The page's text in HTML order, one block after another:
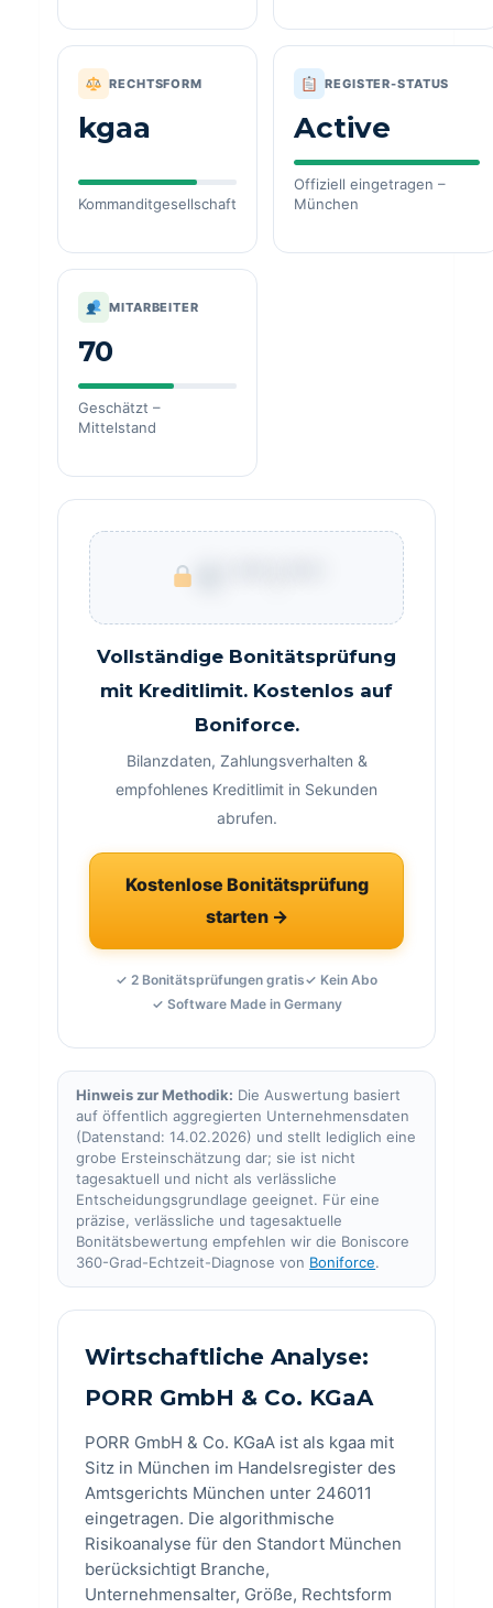
RECHTSFORM
kgaa
Kommanditgesellschaft
REGISTER-STATUS
Active
Offiziell eingetragen –
München
MITARBEITER
70
Geschätzt –
Mittelstand
Vollständige Bonitätsprüfung
mit Kreditlimit. Kostenlos auf
Boniforce.
Bilanzdaten, Zahlungsverhalten &
empfohlenes Kreditlimit in Sekunden
abrufen.
Kostenlose Bonitätsprüfung
starten →
✓ 2 Bonitätsprüfungen gratis✓ Kein Abo
✓ Software Made in Germany
Hinweis zur Methodik: Die Auswertung basiert
auf öffentlich aggregierten Unternehmensdaten
(Datenstand: 14.02.2026) und stellt lediglich eine
grobe Ersteinschätzung dar; sie ist nicht
tagesaktuell und nicht als verlässliche
Entscheidungsgrundlage geeignet. Für eine
präzise, verlässliche und tagesaktuelle
Bonitätsbewertung empfehlen wir die Boniscore
360-Grad-Echtzeit-Diagnose von Boniforce.
Wirtschaftliche Analyse:
PORR GmbH & Co. KGaA
PORR GmbH & Co. KGaA ist als kgaa mit
Sitz in München im Handelsregister des
Amtsgerichts München unter 246011
eingetragen. Die algorithmische
Risikoanalyse für den Standort München
berücksichtigt Branche,
Unternehmensalter, Größe, Rechtsform